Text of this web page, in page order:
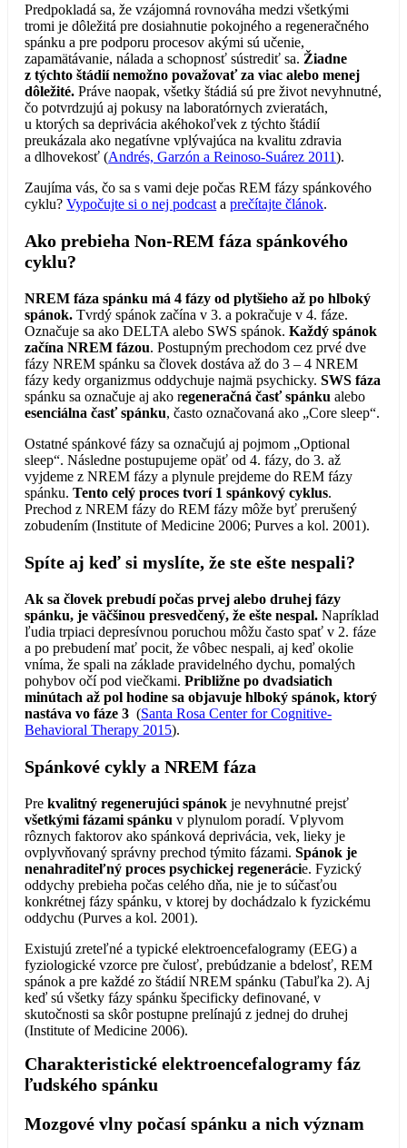
Predpokladá sa, že vzájomná rovnováha medzi všetkými
tromi je dôležitá pre dosiahnutie pokojného a regeneračného
spánku a pre podporu procesov akými sú učenie,
zapamätávanie, nálada a schopnosť sústrediť sa. Žiadne
z týchto štádií nemožno považovať za viac alebo menej
dôležité. Práve naopak, všetky štádiá sú pre život nevyhnutné,
čo potvrdzujú aj pokusy na laboratórnych zvieratách,
u ktorých sa deprivácia akéhokoľvek z týchto štádií
preukázala ako negatívne vplývajúca na kvalitu zdravia
a dlhovekosť (Andrés, Garzón a Reinoso-Suárez 2011).
Zaujíma vás, čo sa s vami deje počas REM fázy spánkového
cyklu?Vypočujte si o nej podcast aprečítajte článok.
Ako prebieha Non-REM fáza spánkového
cyklu?
NREM fáza spánku má 4 fázy od plytšieho až po hlboký
spánok. Tvrdý spánok začína v 3. a pokračuje v 4. fáze.
Označuje sa ako DELTA alebo SWS spánok.Každý spánok
začína NREM fázou. Postupným prechodom cez prvé dve
fázy NREM spánku sa človek dostáva až do 3 – 4 NREM
fázy kedy organizmus oddychuje najmä psychicky.SWS fáza
spánku sa označuje aj ako regeneračná časť spánku alebo
esenciálna časť spánku, často označovaná ako „Core sleep“.
Ostatné spánkové fázy sa označujú aj pojmom „Optional
sleep“. Následne postupujeme opäť od 4. fázy, do 3. až
vyjdeme z NREM fázy a plynule prejdeme do REM fázy
spánku.Tento celý proces tvorí 1 spánkový cyklus.
Prechod z NREM fázy do REM fázy môže byť prerušený
zobudením (Institute of Medicine 2006; Purves a kol. 2001).
Spíte aj keď si myslíte, že ste ešte nespali?
Ak sa človek prebudí počas prvej alebo druhej fázy
spánku, je väčšinou presvedčený, že ešte nespal.Napríklad
ľudia trpiaci depresívnou poruchou môžu často spať v 2. fáze
a po prebudení mať pocit, že vôbec nespali, aj keď okolie
vníma, že spali na základe pravidelného dychu, pomalých
pohybov očí pod viečkami.Približne po dvadsiatich
minútach až pol hodine sa objavuje hlboký spánok, ktorý
nastáva vo fáze 3 (Santa Rosa Center for Cognitive-
Behavioral Therapy 2015).
Spánkové cykly a NREM fáza
Prekvalitný regenerujúci spánok je nevyhnutné prejsť
všetkými fázami spánku v plynulom poradí. Vplyvom
rôznych faktorov ako spánková deprivácia, vek, lieky je
ovplyvňovaný správny prechod týmito fázami.Spánok je
nenahraditeľný proces psychickej regenerácie. Fyzický
oddychy prebieha počas celého dňa, nie je to súčasťou
konkrétnej fázy spánku, v ktorej by dochádzalo k fyzickému
oddychu (Purves a kol. 2001).
Existujú zreteľné a typické elektroencefalogramy (EEG) a
fyziologické vzorce pre čulosť, prebúdzanie a bdelosť, REM
spánok a pre každé zo štádií NREM spánku (Tabuľka 2). Aj
keď sú všetky fázy spánku špecificky definované, v
skutočnosti sa skôr postupne prelínajú z jednej do druhej
(Institute of Medicine 2006).
Charakteristické elektroencefalogramy fáz
ľudského spánku
Mozgové vlny počasí spánku a nich význam